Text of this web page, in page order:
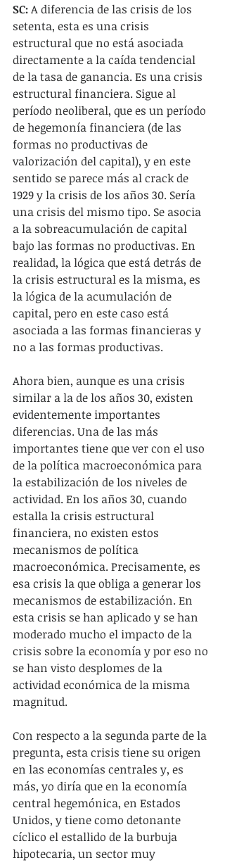
SC: A diferencia de las crisis de los
setenta, esta es una crisis
estructural que no está asociada
directamente a la caída tendencial
de la tasa de ganancia. Es una crisis
estructural financiera. Sigue al
período neoliberal, que es un período
de hegemonía financiera (de las
formas no productivas de
valorización del capital), y en este
sentido se parece más al crack de
1929 y la crisis de los años 30. Sería
una crisis del mismo tipo. Se asocia
a la sobreacumulación de capital
bajo las formas no productivas. En
realidad, la lógica que está detrás de
la crisis estructural es la misma, es
la lógica de la acumulación de
capital, pero en este caso está
asociada a las formas financieras y
no a las formas productivas.
Ahora bien, aunque es una crisis
similar a la de los años 30, existen
evidentemente importantes
diferencias. Una de las más
importantes tiene que ver con el uso
de la política macroeconómica para
la estabilización de los niveles de
actividad. En los años 30, cuando
estalla la crisis estructural
financiera, no existen estos
mecanismos de política
macroeconómica. Precisamente, es
esa crisis la que obliga a generar los
mecanismos de estabilización. En
esta crisis se han aplicado y se han
moderado mucho el impacto de la
crisis sobre la economía y por eso no
se han visto desplomes de la
actividad económica de la misma
magnitud.
Con respecto a la segunda parte de la
pregunta, esta crisis tiene su origen
en las economías centrales y, es
más, yo diría que en la economía
central hegemónica, en Estados
Unidos, y tiene como detonante
cíclico el estallido de la burbuja
hipotecaria, un sector muy